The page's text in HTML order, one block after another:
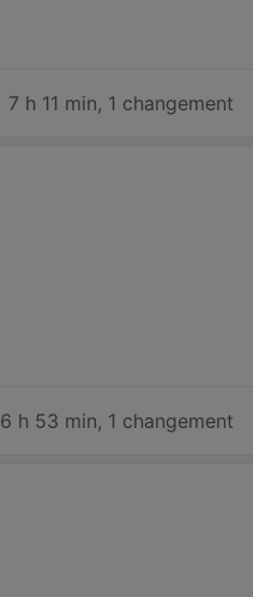
7 h 11 min, 1 changement
6 h 53 min, 1 changement